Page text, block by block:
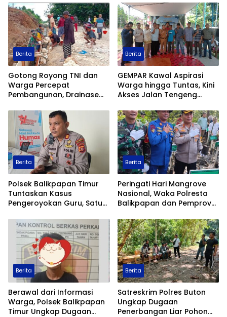
Program Asta Cita
Sederhana Ubah
Kesehatan Satu Kampung
Berita
Gotong Royong TNI dan
Warga Percepat
Pembangunan, Drainase
1413/Buton Kian Terbentuk
Berita
GEMPAR Kawal Aspirasi
Warga hingga Tuntas, Kini
Akses Jalan Tengeng
Berita
Polsek Balikpapan Timur
Tuntaskan Kasus
Pengeroyokan Guru, Satu
Dua Anak Berhadapan
dengan Hukum Wajib
Lapor
Berita
Peringati Hari Mangrove
Nasional, Waka Polresta
Balikpapan dan Pemprov
Mangrove di Pantai Lamaru
Berita
Berawal dari Informasi
Warga, Polsek Balikpapan
Timur Ungkap Dugaan
Berita
Satreskrim Polres Buton
Ungkap Dugaan
Penerbangan Liar Pohon